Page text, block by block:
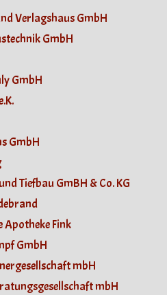
Verlagshaus GmbH
GmbH
GmbH
GmbH
Tiefbau GmBH & Co. KG
Apotheke Fink
GmbH
mbH
mbH